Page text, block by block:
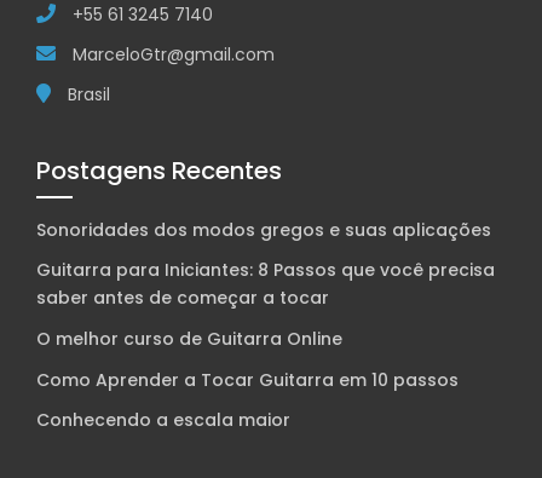
+55 61 3245 7140
MarceloGtr@gmail.com
Brasil
Postagens Recentes
Sonoridades dos modos gregos e suas aplicações
Guitarra para Iniciantes: 8 Passos que você precisa
saber antes de começar a tocar
O melhor curso de Guitarra Online
Como Aprender a Tocar Guitarra em 10 passos
Conhecendo a escala maior